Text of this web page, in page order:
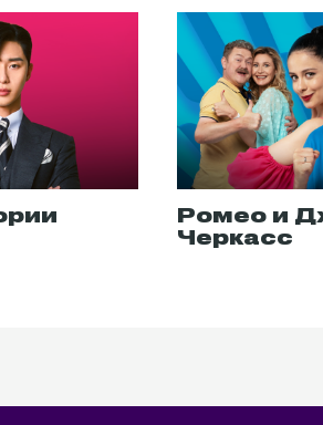
Ромео и
Черкасс